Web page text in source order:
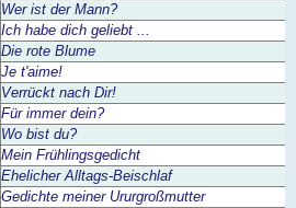
Wer ist der Mann?
Ich habe dich geliebt ...
Die rote Blume
Je t'aime!
Verrückt nach Dir!
Für immer dein?
Wo bist du?
Mein Frühlingsgedicht
Ehelicher Alltags-Beischlaf
Gedichte meiner Ururgroßmutter